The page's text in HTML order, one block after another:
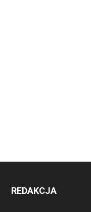
REDAKCJA